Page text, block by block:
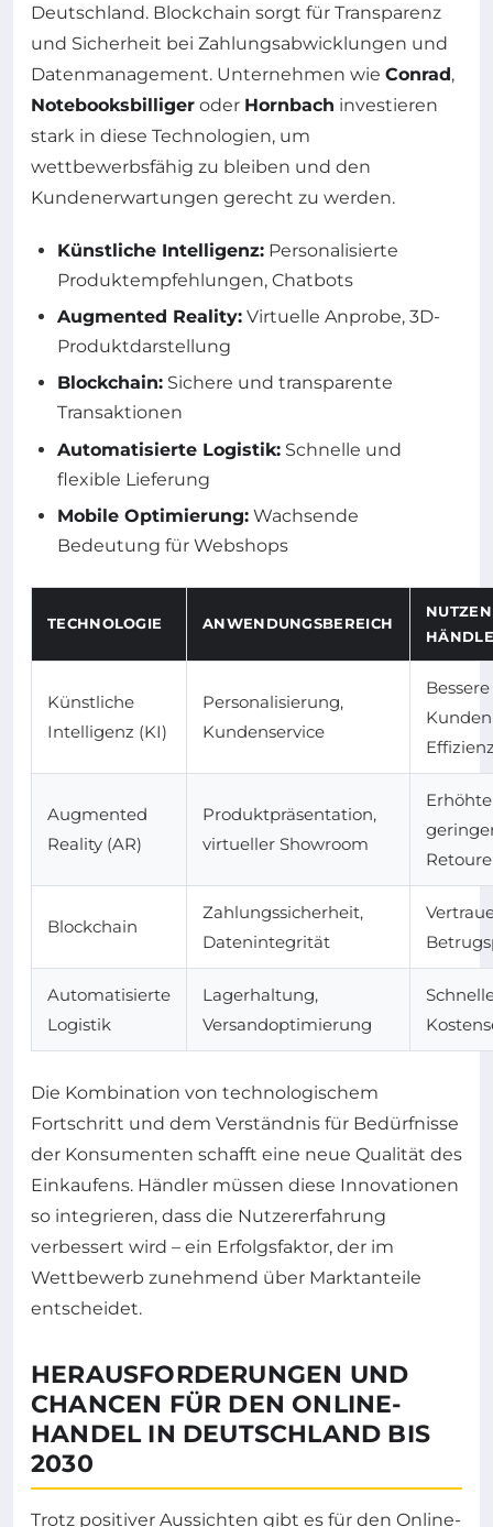
Deutschland. Blockchain sorgt für Transparenz
und Sicherheit bei Zahlungsabwicklungen und
Datenmanagement. Unternehmen wie Conrad,
Notebooksbilliger oder Hornbach investieren
stark in diese Technologien, um
wettbewerbsfähig zu bleiben und den
Kundenerwartungen gerecht zu werden.
Künstliche Intelligenz: Personalisierte
Produktempfehlungen, Chatbots
Augmented Reality: Virtuelle Anprobe, 3D-
Produktdarstellung
Blockchain: Sichere und transparente
Transaktionen
Automatisierte Logistik: Schnelle und
flexible Lieferung
Mobile Optimierung: Wachsende
Bedeutung für Webshops
TECHNOLOGIE ANWENDUNGSBEREICH
Künstliche
Intelligenz (KI)
Personalisierung,
Kundenservice
Bessere
Augmented
Reality (AR)
Produktpräsentation,
virtueller Showroom
Blockchain
Zahlungssicherheit,
Datenintegrität
Automatisierte
Logistik
Lagerhaltung,
Versandoptimierung
Die Kombination von technologischem
Fortschritt und dem Verständnis für Bedürfnisse
der Konsumenten schafft eine neue Qualität des
Einkaufens. Händler müssen diese Innovationen
so integrieren, dass die Nutzererfahrung
verbessert wird – ein Erfolgsfaktor, der im
Wettbewerb zunehmend über Marktanteile
entscheidet.
HERAUSFORDERUNGEN UND
CHANCEN FÜR DEN ONLINE-
HANDEL IN DEUTSCHLAND BIS
2030
Trotz positiver Aussichten gibt es für den Online-